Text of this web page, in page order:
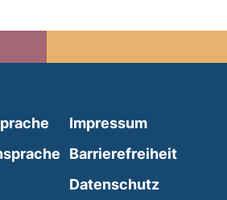
(external link, opens in a
(external link, opens in
link, opens in a new
Impressum
Barrierefreiheit
Datenschutz